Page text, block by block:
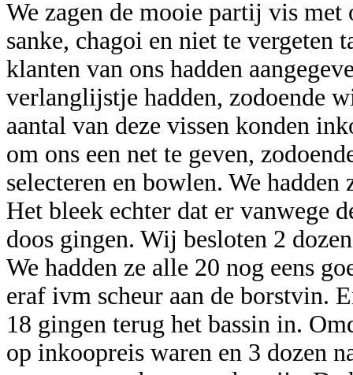
We zagen de mooie partij vis met
sanke, chagoi en niet te vergeten
klanten van ons hadden
verlanglijstje hadden, zodoende
aantal van deze vissen konden
om ons een net te geven,
selecteren en bowlen. We
Het bleek echter dat er vanwege
doos gingen. Wij besloten 2
We hadden ze alle 20 nog eens
eraf ivm scheur aan de borstvin.
18 gingen terug het bassin in.
op inkoopreis waren en 3 dozen